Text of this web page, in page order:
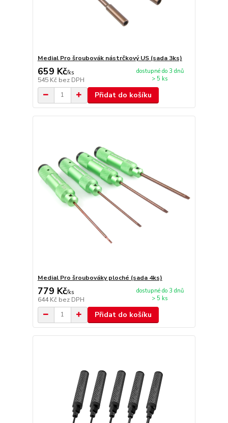
Medial Pro šroubovák nástrčkový US (sada 3ks)
659 Kč/ks
545 Kč bez DPH
dostupné do 3 dnů
> 5 ks
Přidat do košíku
Medial Pro šroubováky ploché (sada 4ks)
779 Kč/ks
644 Kč bez DPH
dostupné do 3 dnů
> 5 ks
Přidat do košíku